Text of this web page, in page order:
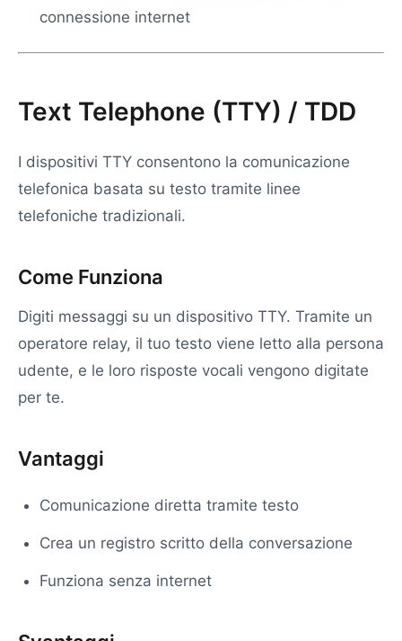
connessione internet
Text Telephone (TTY) / TDD
I dispositivi TTY consentono la comunicazione
telefonica basata su testo tramite linee
telefoniche tradizionali.
Come Funziona
Digiti messaggi su un dispositivo TTY. Tramite un
operatore relay, il tuo testo viene letto alla persona
udente, e le loro risposte vocali vengono digitate
per te.
Vantaggi
Comunicazione diretta tramite testo
Crea un registro scritto della conversazione
Funziona senza internet